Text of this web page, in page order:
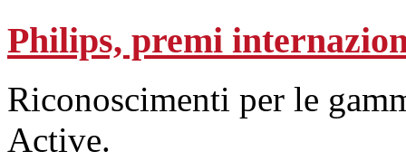
Philips, premi
Riconoscimenti per le
Active.